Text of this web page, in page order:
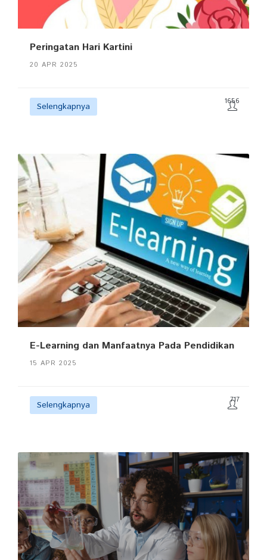
Peringatan Hari Kartini
20 APR 2025
Selengkapnya 1656
E-Learning dan Manfaatnya Pada Pendidikan
15 APR 2025
Selengkapnya 717